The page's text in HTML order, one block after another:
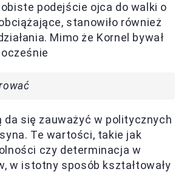
podejście ojca do walki o
stanowiło również
Mimo że Kornel bywał
da się zauważyć w politycznych
Te wartości, takie jak
czy determinacja w
w istotny sposób kształtowały